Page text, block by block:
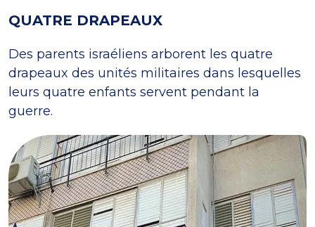
QUATRE DRAPEAUX
Des parents israéliens arborent les quatre
drapeaux des unités militaires dans lesquelles
leurs quatre enfants servent pendant la
guerre.